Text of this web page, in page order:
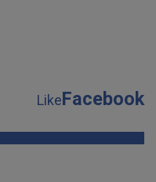
LikeFacebook